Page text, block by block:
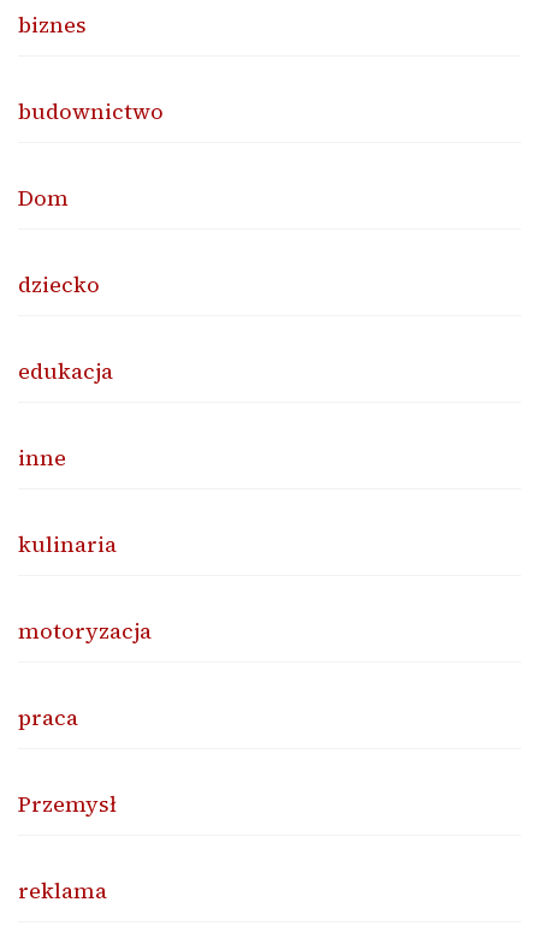
biznes
budownictwo
Dom
dziecko
edukacja
inne
kulinaria
motoryzacja
praca
Przemysł
reklama